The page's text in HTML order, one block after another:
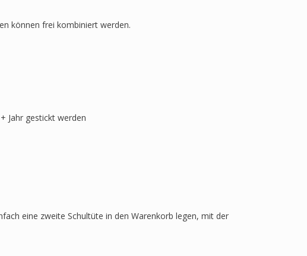
können frei kombiniert werden.
Jahr gestickt werden
eine zweite Schultüte in den Warenkorb legen, mit der